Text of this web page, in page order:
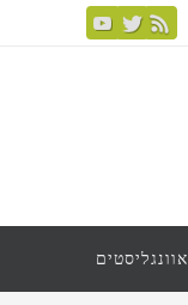
אוונגליסטים